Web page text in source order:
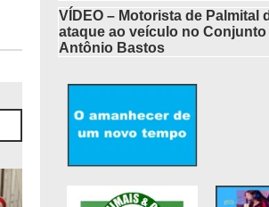
VÍDEO – Motorista de Palmital
ataque ao veículo no Conjunto
Antônio Bastos